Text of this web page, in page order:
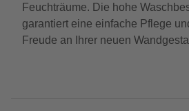
Feuchträume. Die hohe
garantiert eine einfache Pflege
Freude an Ihrer neuen